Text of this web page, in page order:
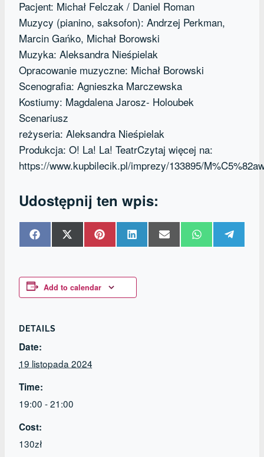
Pacjent: Michał Felczak / Daniel Roman
Muzycy (pianino, saksofon): Andrzej Perkman,
Marcin Gańko, Michał Borowski
Muzyka: Aleksandra Nieśpielak
Opracowanie muzyczne: Michał Borowski
Scenografia: Agnieszka Marczewska
Kostiumy: Magdalena Jarosz- Holoubek
Scenariusz
reżyseria: Aleksandra Nieśpielak
Produkcja: O! La! La! TeatrCzytaj więcej na:
https://www.kupbilecik.pl/imprezy/133895/
Udostępnij ten wpis:
Share
on
Share
on
Share
on
Share
on
Share
on
Share
on
Share
on
Add to calendar
DETAILS
Date:
19 listopada 2024
Time:
19:00 - 21:00
Cost:
130zł